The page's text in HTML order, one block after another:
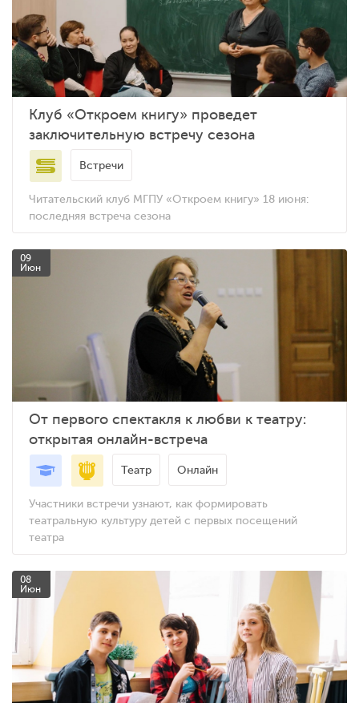
Клуб «Откроем книгу» проведет
заключительную встречу сезона
Встречи
Читательский клуб МГПУ «Откроем книгу» 18 июня:
последняя встреча сезона
09
Июн
От первого спектакля к любви к театру:
открытая онлайн-встреча
Театр Онлайн
Участники встречи узнают, как формировать
театральную культуру детей с первых посещений
театра
08
Июн